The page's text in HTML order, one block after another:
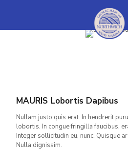
MAURIS Lobortis Dapibus
Nullam justo quis erat. In hendrerit
lobortis. In congue fringilla faucibus,
Integer sollicitudin eu, nunc. Quisque
Nulla dignissim.